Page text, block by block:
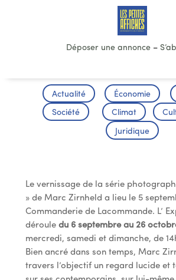
Déposer une annonce–
Actualité Économie
Société Climat
Juridique
Le vernissage de la série
» de Marc Zirnheld a lieu le 5
Commanderie de Lacommande. L’
dérouledu 6 septembre au 26
mercredi, samedi et dimanche, de
Bien ancré dans son temps, Marc
travers l’objectif un regard lucide et